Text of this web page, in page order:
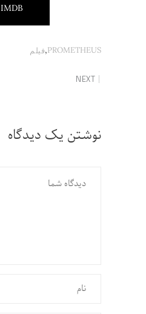
IMDB
PROMETHEUS
,فیلم
NEXT
نوشتن یک دیدگاه